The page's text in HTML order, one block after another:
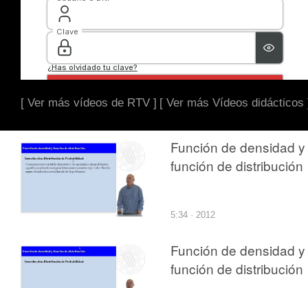
[ Ver más vídeos de RTV ] [ Ver más Vídeos didácticos
Función de densidad y
función de distribución
5:34 · 2012
Función de densidad y
función de distribución